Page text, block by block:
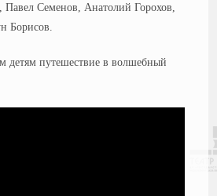
Семенов, Анатолий Горохов,
Борисов.
детям путешествие в волшебный